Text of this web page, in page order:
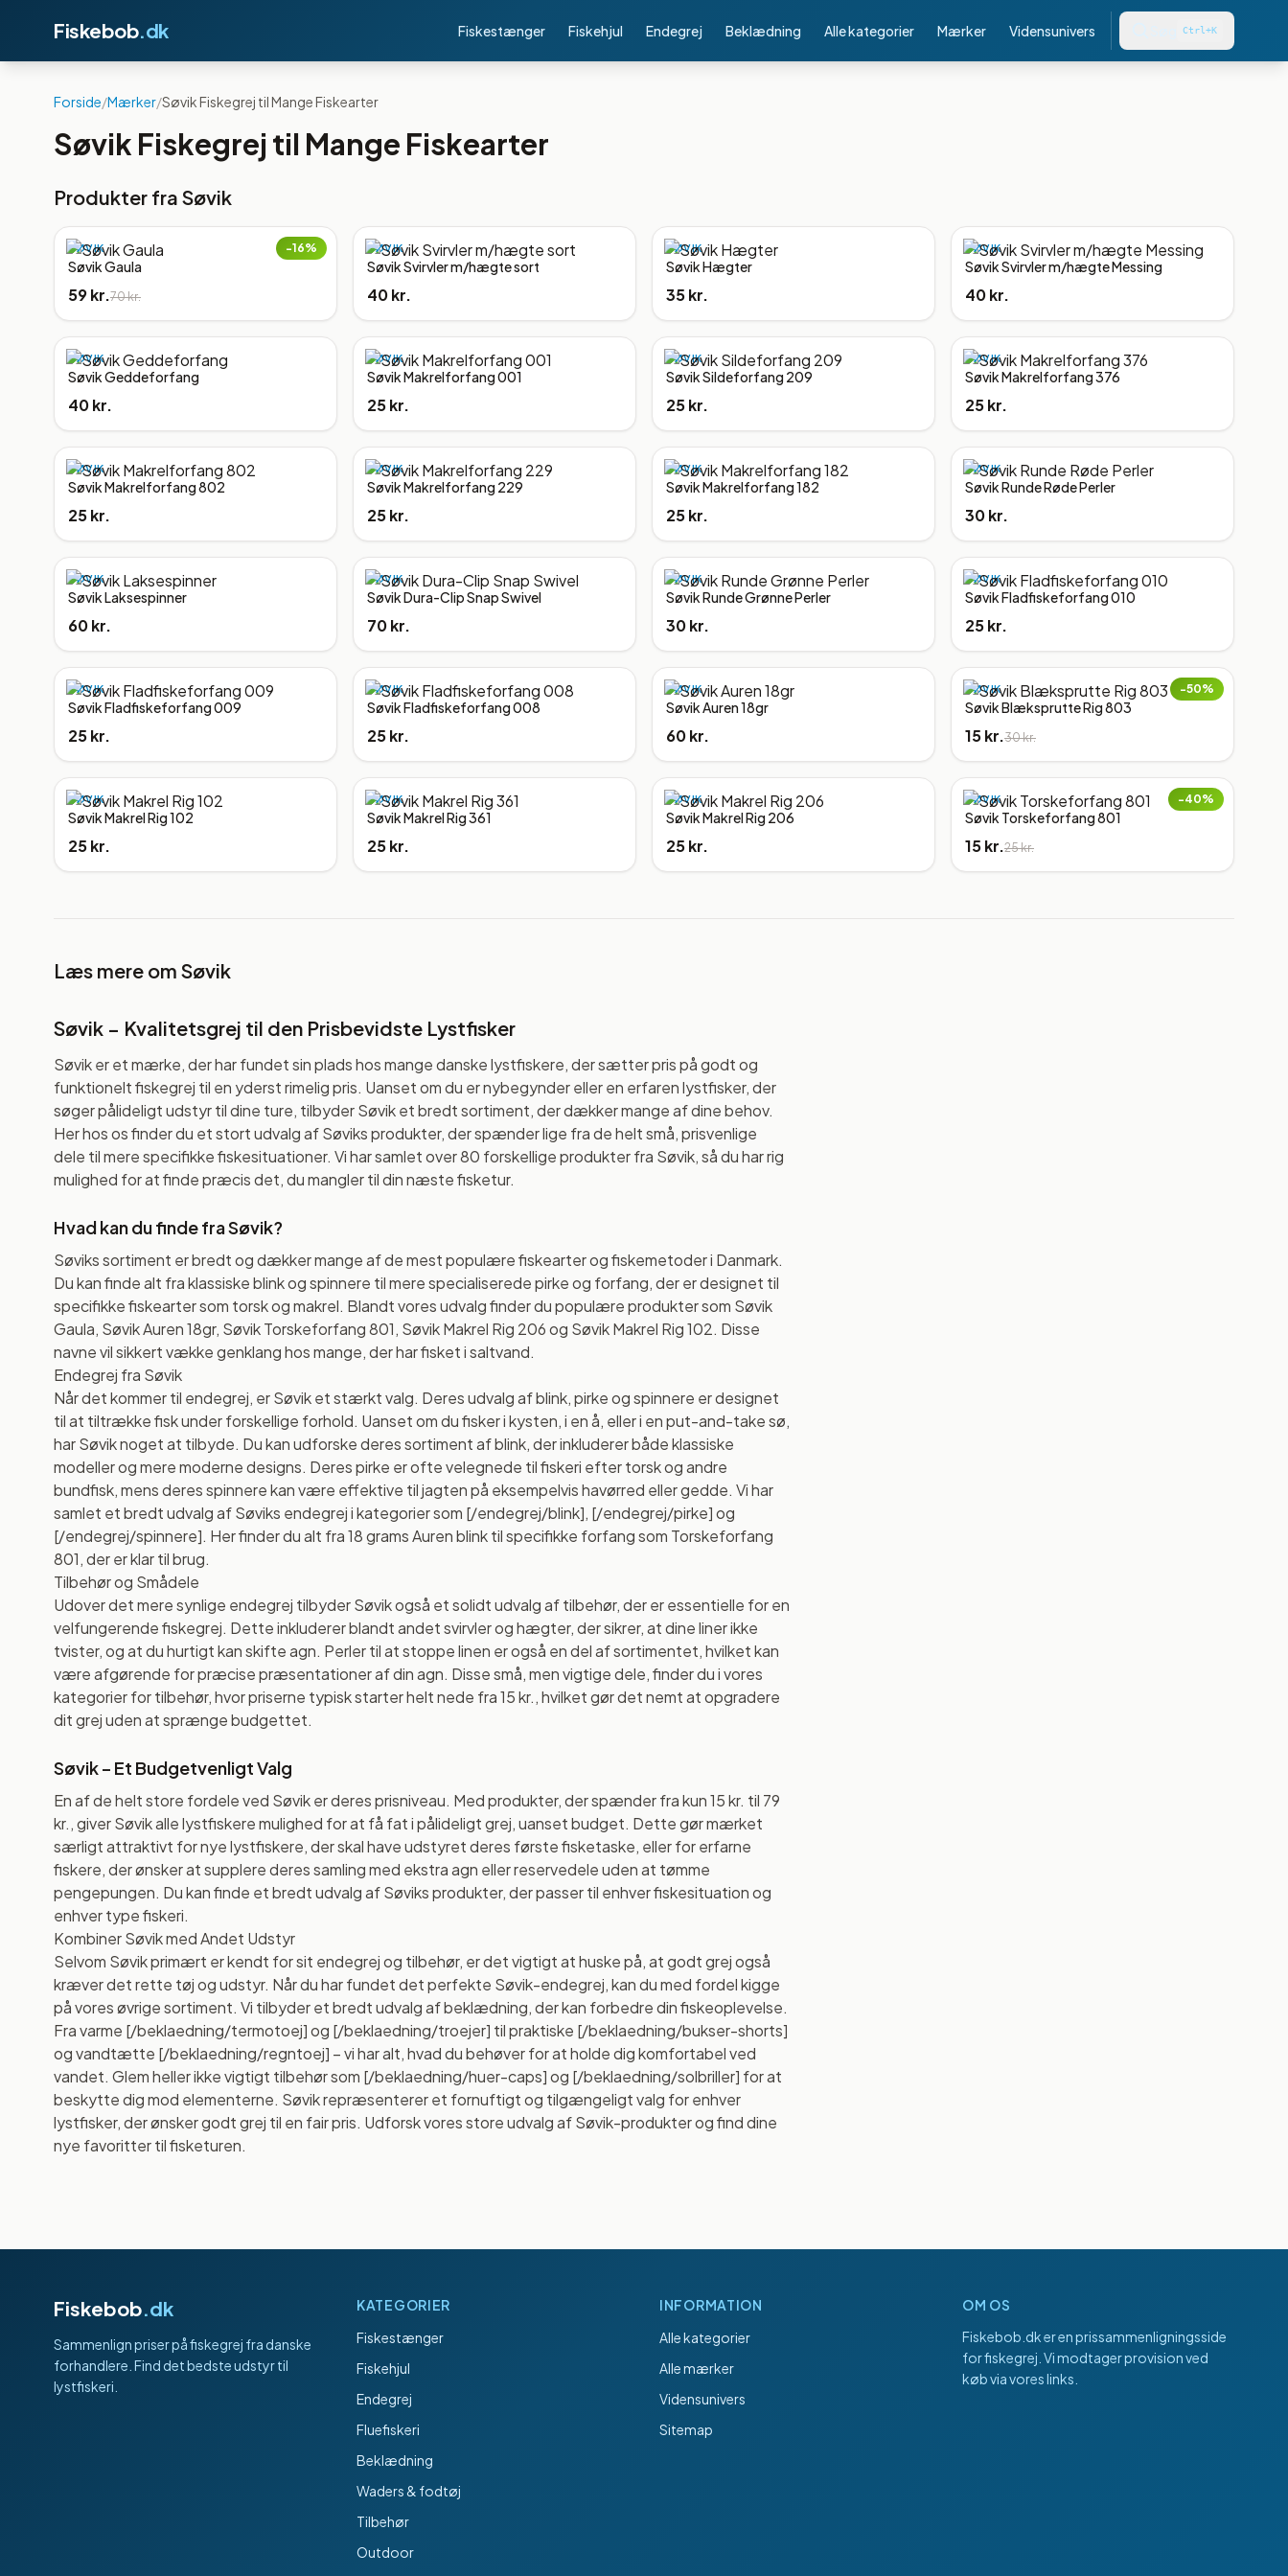
Fiskebob.dk Fiskestænger Fiskehjul Endegrej Beklædning Alle kategorier Mærker Vidensunivers Ctrl+K
Forside/Mærker/Søvik Fiskegrej til Mange Fiskearter
Søvik Fiskegrej til Mange Fiskearter
Produkter fra Søvik
−16%
SØVIK
Søvik Gaula
59 kr.70 kr.
SØVIK
Søvik Svirvler m/hægte sort
40 kr.
SØVIK
Søvik Hægter
35 kr.
SØVIK
Søvik Svirvler m/hægte Messing
40 kr.
SØVIK
Søvik Geddeforfang
40 kr.
SØVIK
Søvik Makrelforfang 001
25 kr.
SØVIK
Søvik Sildeforfang 209
25 kr.
SØVIK
Søvik Makrelforfang 376
25 kr.
SØVIK
Søvik Makrelforfang 802
25 kr.
SØVIK
Søvik Makrelforfang 229
25 kr.
SØVIK
Søvik Makrelforfang 182
25 kr.
SØVIK
Søvik Runde Røde Perler
30 kr.
SØVIK
Søvik Laksespinner
60 kr.
SØVIK
Søvik Dura-Clip Snap Swivel
70 kr.
SØVIK
Søvik Runde Grønne Perler
30 kr.
SØVIK
Søvik Fladfiskeforfang 010
25 kr.
SØVIK
Søvik Fladfiskeforfang 009
25 kr.
SØVIK
Søvik Fladfiskeforfang 008
25 kr.
SØVIK
Søvik Auren 18gr
60 kr.
−50%
SØVIK
Søvik Blæksprutte Rig 803
15 kr.30 kr.
SØVIK
Søvik Makrel Rig 102
25 kr.
SØVIK
Søvik Makrel Rig 361
25 kr.
SØVIK
Søvik Makrel Rig 206
25 kr.
−40%
SØVIK
Søvik Torskeforfang 801
15 kr.25 kr.
Læs mere om Søvik
Søvik – Kvalitetsgrej til den Prisbevidste Lystfisker
Søvik er et mærke, der har fundet sin plads hos mange danske lystfiskere, der sætter pris på godt og
funktionelt fiskegrej til en yderst rimelig pris. Uanset om du er nybegynder eller en erfaren lystfisker, der
søger pålideligt udstyr til dine ture, tilbyder Søvik et bredt sortiment, der dækker mange af dine behov.
Her hos os finder du et stort udvalg af Søviks produkter, der spænder lige fra de helt små, prisvenlige
dele til mere specifikke fiskesituationer. Vi har samlet over 80 forskellige produkter fra Søvik, så du har rig
mulighed for at finde præcis det, du mangler til din næste fisketur.
Hvad kan du finde fra Søvik?
Søviks sortiment er bredt og dækker mange af de mest populære fiskearter og fiskemetoder i Danmark.
Du kan finde alt fra klassiske blink og spinnere til mere specialiserede pirke og forfang, der er designet til
specifikke fiskearter som torsk og makrel. Blandt vores udvalg finder du populære produkter som Søvik
Gaula, Søvik Auren 18gr, Søvik Torskeforfang 801, Søvik Makrel Rig 206 og Søvik Makrel Rig 102. Disse
navne vil sikkert vække genklang hos mange, der har fisket i saltvand.
Endegrej fra Søvik
Når det kommer til endegrej, er Søvik et stærkt valg. Deres udvalg af blink, pirke og spinnere er designet
til at tiltrække fisk under forskellige forhold. Uanset om du fisker i kysten, i en å, eller i en put-and-take sø,
har Søvik noget at tilbyde. Du kan udforske deres sortiment af blink, der inkluderer både klassiske
modeller og mere moderne designs. Deres pirke er ofte velegnede til fiskeri efter torsk og andre
bundfisk, mens deres spinnere kan være effektive til jagten på eksempelvis havørred eller gedde. Vi har
samlet et bredt udvalg af Søviks endegrej i kategorier som [/endegrej/blink], [/endegrej/pirke] og
[/endegrej/spinnere]. Her finder du alt fra 18 grams Auren blink til specifikke forfang som Torskeforfang
801, der er klar til brug.
Tilbehør og Smådele
Udover det mere synlige endegrej tilbyder Søvik også et solidt udvalg af tilbehør, der er essentielle for en
velfungerende fiskegrej. Dette inkluderer blandt andet svirvler og hægter, der sikrer, at dine liner ikke
tvister, og at du hurtigt kan skifte agn. Perler til at stoppe linen er også en del af sortimentet, hvilket kan
være afgørende for præcise præsentationer af din agn. Disse små, men vigtige dele, finder du i vores
kategorier for tilbehør, hvor priserne typisk starter helt nede fra 15 kr., hvilket gør det nemt at opgradere
dit grej uden at sprænge budgettet.
Søvik – Et Budgetvenligt Valg
En af de helt store fordele ved Søvik er deres prisniveau. Med produkter, der spænder fra kun 15 kr. til 79
kr., giver Søvik alle lystfiskere mulighed for at få fat i pålideligt grej, uanset budget. Dette gør mærket
særligt attraktivt for nye lystfiskere, der skal have udstyret deres første fisketaske, eller for erfarne
fiskere, der ønsker at supplere deres samling med ekstra agn eller reservedele uden at tømme
pengepungen. Du kan finde et bredt udvalg af Søviks produkter, der passer til enhver fiskesituation og
enhver type fiskeri.
Kombiner Søvik med Andet Udstyr
Selvom Søvik primært er kendt for sit endegrej og tilbehør, er det vigtigt at huske på, at godt grej også
kræver det rette tøj og udstyr. Når du har fundet det perfekte Søvik-endegrej, kan du med fordel kigge
på vores øvrige sortiment. Vi tilbyder et bredt udvalg af beklædning, der kan forbedre din fiskeoplevelse.
Fra varme [/beklaedning/termotoej] og [/beklaedning/troejer] til praktiske [/beklaedning/bukser-shorts]
og vandtætte [/beklaedning/regntoej] – vi har alt, hvad du behøver for at holde dig komfortabel ved
vandet. Glem heller ikke vigtigt tilbehør som [/beklaedning/huer-caps] og [/beklaedning/solbriller] for at
beskytte dig mod elementerne. Søvik repræsenterer et fornuftigt og tilgængeligt valg for enhver
lystfisker, der ønsker godt grej til en fair pris. Udforsk vores store udvalg af Søvik-produkter og find dine
nye favoritter til fisketuren.
Fiskebob.dk
Sammenlign priser på fiskegrej fra danske
forhandlere. Find det bedste udstyr til
lystfiskeri.
KATEGORIER
Fiskestænger
Fiskehjul
Endegrej
Fluefiskeri
Beklædning
Waders & fodtøj
Tilbehør
Outdoor
INFORMATION
Alle kategorier
Alle mærker
Vidensunivers
Sitemap
OM OS
Fiskebob.dker en prissammenligningsside
for fiskegrej. Vi modtager provision ved
køb via vores links.